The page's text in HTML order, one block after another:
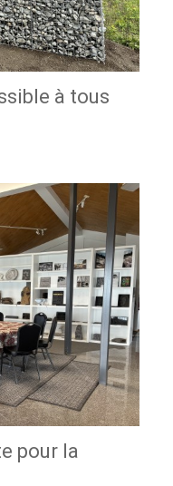
à tous
pour la